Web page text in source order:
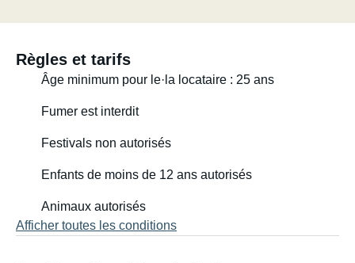
Règles et tarifs
Âge minimum pour le·la locataire : 25 ans
Fumer est interdit
Festivals non autorisés
Enfants de moins de 12 ans autorisés
Animaux autorisés
Afficher toutes les conditions